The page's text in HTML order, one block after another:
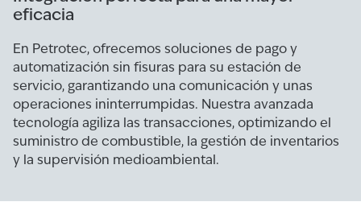
eficacia
En Petrotec, ofrecemos soluciones de pago y
automatización sin fisuras para su estación de
servicio, garantizando una comunicación y unas
operaciones ininterrumpidas. Nuestra avanzada
tecnología agiliza las transacciones, optimizando el
suministro de combustible, la gestión de inventarios
y la supervisión medioambiental.